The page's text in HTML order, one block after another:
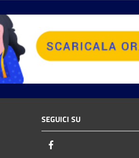
SEGUICI SU